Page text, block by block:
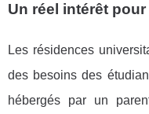
Un réel intérêt
Les résidences
des besoins des
hébergés par un